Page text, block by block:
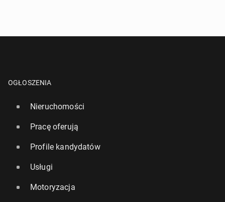
OGŁOSZENIA
Nieruchomości
Pracę oferują
Profile kandydatów
Usługi
Motoryzacja